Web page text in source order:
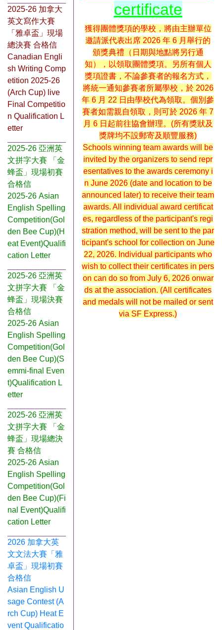
2025-26 加拿大
英文寫作大賽
「雅卓盃」現場
總決賽 合格信
Canadian Engli
sh Writing Comp
etition 2025-26
(Arch Cup) live
Final Competitio
n Qualification L
etter
2025-26 亞洲英
文拼字大賽 「金
蜂盃」現場初賽
合格信
2025-26 Asian
English Spelling
Competition(Gol
den Bee Cup)(H
eat Event)Qualifi
cation Letter
2025-26 亞洲英
文拼字大賽 「金
蜂盃」現場決賽
合格信
2025-26 Asian
English Spelling
Competition(Gol
den Bee Cup)(S
emmi-final Even
t)Qualification L
etter
2025-26 亞洲英
文拼字大賽 「金
蜂盃」現場總決
賽 合格信
2025-26 Asian
English Spelling
Competition(Gol
den Bee Cup)(Fi
nal Event)Qualifi
cation Letter
2026 加拿大英
文文法大賽「雅
卓盃」現場初賽
合格信
Asian English U
sage Contest (A
rch Cup) Heat E
vent Qualificatio
certificate
獲得團體獎項的學校，將由主辦單位
邀請派代表出席 2026 年 6 月舉行的
頒獎典禮（日期與地點將另行通
知），以領取團體獎項。另所有個人
獎項證書，不論參賽者的報名方式，
將統一通知參賽者所屬學校，於 2026
年 6 月 22 日由學校代為領取。個別參
賽者如需親自領取，則可於 2026 年 7
月 6 日起前往協會辦理。(所有獎狀及
獎牌均不設郵寄及順豐服務)
Schools winning team awards will be
invited by the organizers to send repr
esentatives to the awards ceremony i
n June 2026 (date and location to be
announced later) to receive their team
awards. All individual award certificat
es, regardless of the participant's regi
stration method, will be sent to the par
ticipant's school for collection on June
22, 2026. Individual participants who
wish to collect their certificates in pers
on can do so from July 6, 2026 onwar
ds at the association. (All certificates
and medals will not be mailed or sent
via SF Express.)